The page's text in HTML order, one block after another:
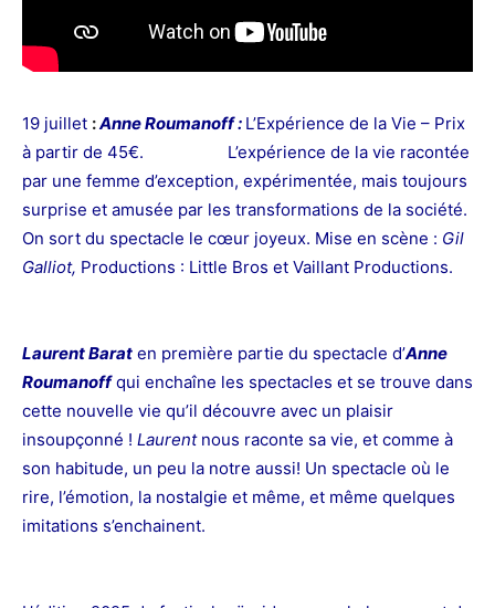
19 juillet :Anne Roumanoff : L’Expérience de la Vie – Prix
à partir de 45€. L’expérience de la vie racontée
par une femme d’exception, expérimentée, mais toujours
surprise et amusée par les transformations de la société.
On sort du spectacle le cœur joyeux. Mise en scène : Gil
Galliot, Productions : Little Bros et Vaillant Productions.
Laurent Barat en première partie du spectacle d’Anne
Roumanoffqui enchaîne les spectacles et se trouve dans
cette nouvelle vie qu’il découvre avec un plaisir
insoupçonné ! Laurentnous raconte sa vie, et comme à
son habitude, un peu la notre aussi! Un spectacle où le
rire, l’émotion, la nostalgie et même, et même quelques
imitations s’enchainent.